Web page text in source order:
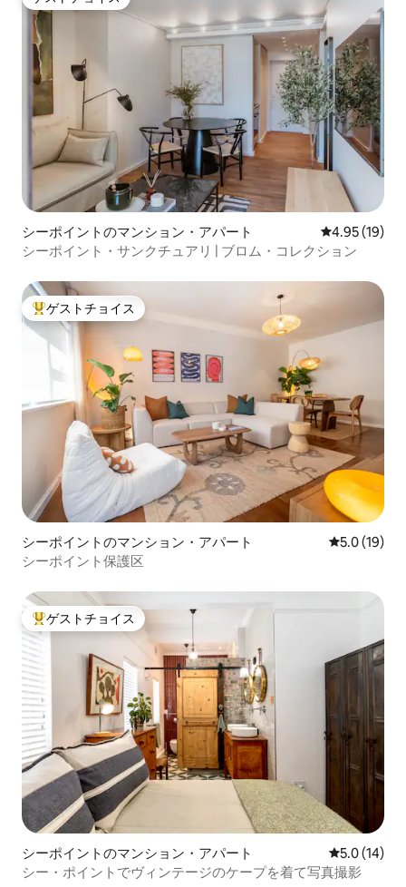
ゲストチョイス
シーポイントのマンション・アパート レビュー19
4.95 (19)
シーポイント・サンクチュアリ | ブロム・コレクション
大好評のゲストチョイスです。
ゲストチョイス
シーポイントのマンション・アパート レビュー19
5.0 (19)
シーポイント保護区
大好評のゲストチョイスです。
ゲストチョイス
シーポイントのマンション・アパート レビュー14
5.0 (14)
シー・ポイントでヴィンテージのケープを着て写真撮影